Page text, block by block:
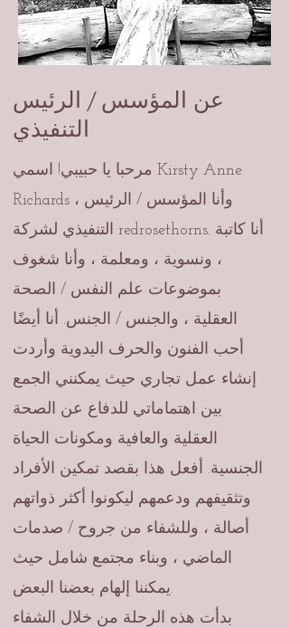
عن المؤسس / الرئيس
التنفيذي
مرحبا يا حبيبي! اسمي Kirsty Anne
Richards ، وأنا المؤسس / الرئيس
التنفيذي لشركة redrosethorns. أنا كاتبة
، ونسوية ، ومعلمة ، وأنا شغوف
بموضوعات علم النفس / الصحة
العقلية ، والجنس / الجنس. أنا أيضًا
أحب الفنون والحرف اليدوية وأردت
إنشاء عمل تجاري حيث يمكنني الجمع
بين اهتماماتي للدفاع عن الصحة
العقلية والعافية ومكونات الحياة
الجنسية. أفعل هذا بقصد تمكين الأفراد
وتثقيفهم ودعمهم ليكونوا أكثر ذواتهم
أصالة ، وللشفاء من جروح / صدمات
الماضي ، وبناء مجتمع شامل حيث
يمكننا إلهام بعضنا البعض.
بدأت هذه الرحلة من خلال الشفاء